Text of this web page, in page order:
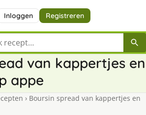
Inloggen Registreren
recept
van kappertjes en
appe
› Boursin spread van kappertjes en